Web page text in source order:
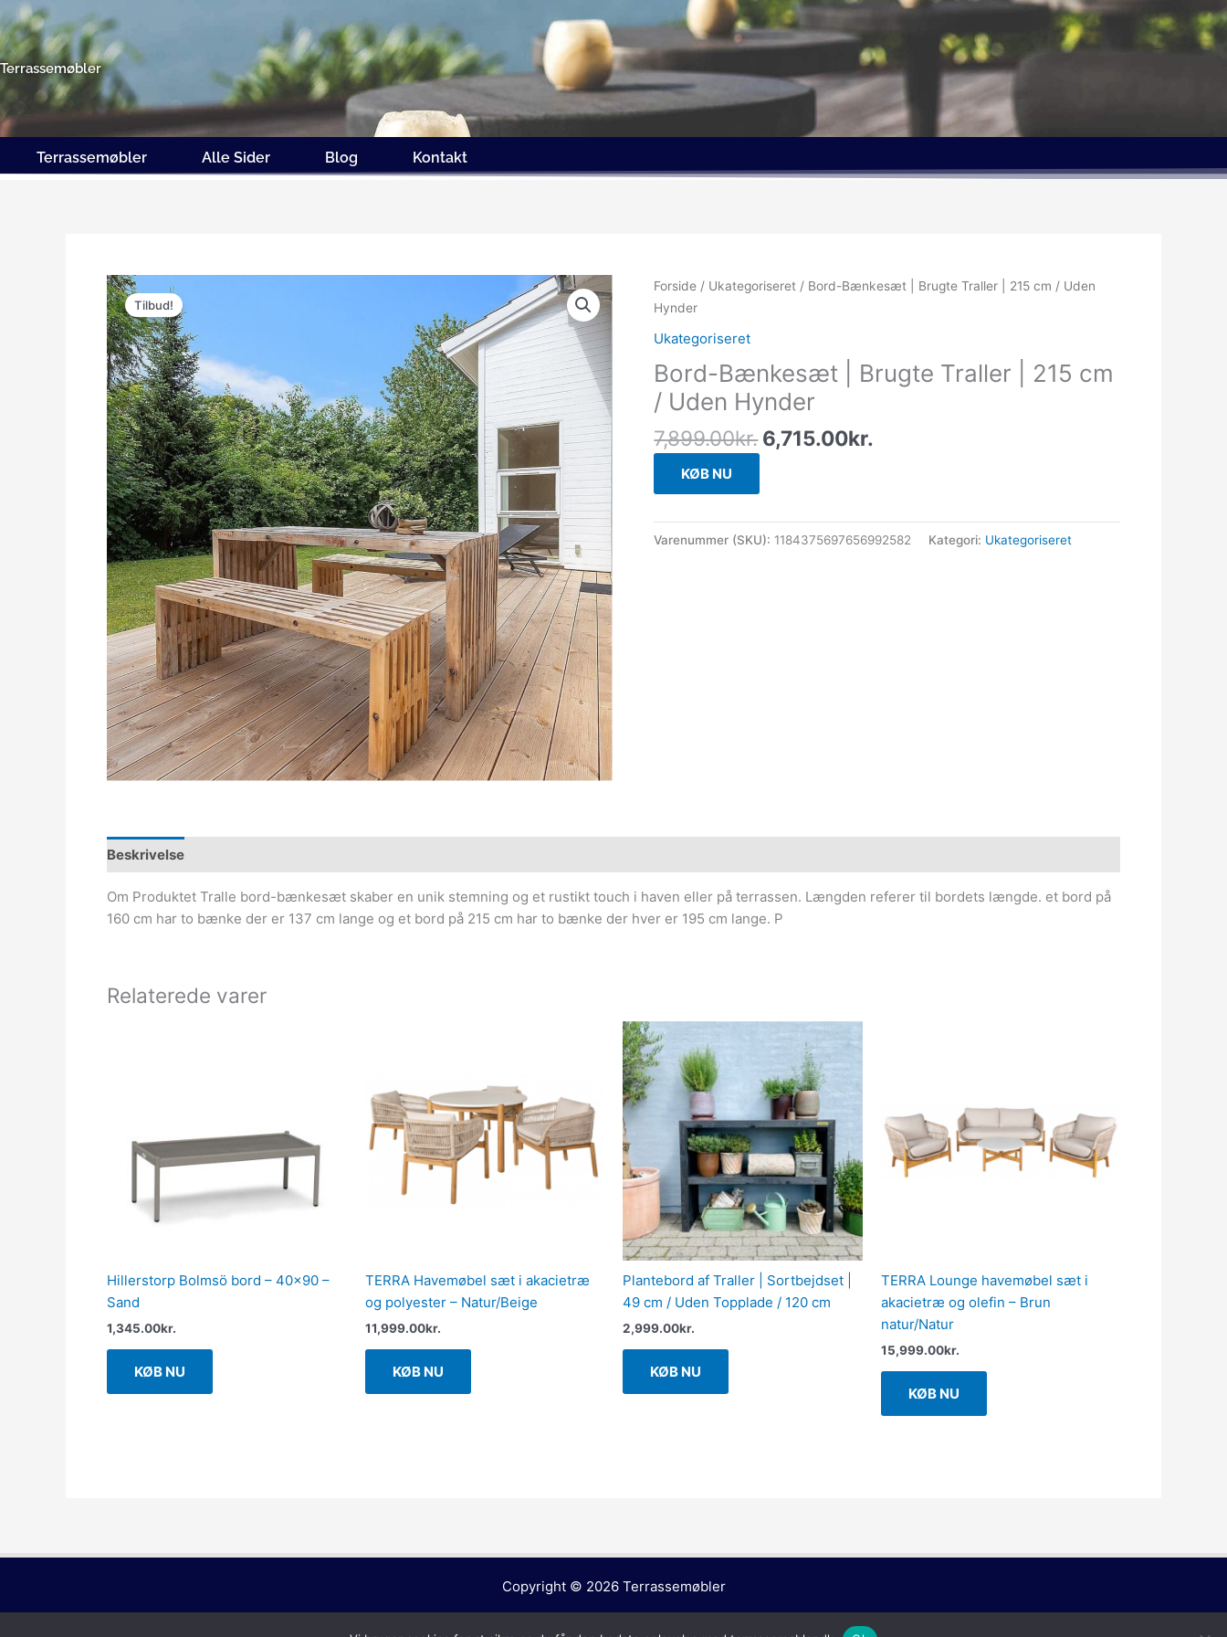
til
indholdet
Terrassemøbler
Terrassemøbler Alle Sider Blog Kontakt
Tilbud!
Forside / Ukategoriseret / Bord-Bænkesæt | Brugte Traller | 215 cm / Uden
Hynder
Ukategoriseret
Bord-Bænkesæt | Brugte Traller | 215 cm
/ Uden Hynder
7,899.00kr.
Den
7,899.00kr..
6,715.00kr.
Den
6,715.00kr..
KØB NU
Varenummer (SKU): 1184375697656992582 Kategori: Ukategoriseret
Beskrivelse
Om Produktet Tralle bord-bænkesæt skaber en unik stemning og et rustikt touch i haven eller på terrassen. Længden referer til bordets længde. et bord på
160 cm har to bænke der er 137 cm lange og et bord på 215 cm har to bænke der hver er 195 cm lange. P
Relaterede varer
Hillerstorp Bolmsö bord – 40×90 –
Sand
1,345.00kr.
KØB NU
TERRA Havemøbel sæt i akacietræ
og polyester – Natur/Beige
11,999.00kr.
KØB NU
Plantebord af Traller | Sortbejdset |
49 cm / Uden Topplade / 120 cm
2,999.00kr.
KØB NU
TERRA Lounge havemøbel sæt i
akacietræ og olefin – Brun
natur/Natur
15,999.00kr.
KØB NU
Copyright © 2026 Terrassemøbler